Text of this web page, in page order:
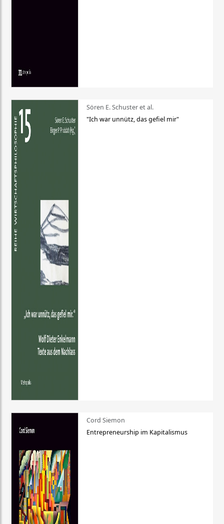
Sören E. Schuster et al.
"Ich war unnütz, das gefiel mir"
Cord Siemon
Entrepreneurship im Kapitalismus